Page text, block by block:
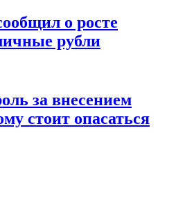
о росте
рубли
за внесением
стоит опасаться